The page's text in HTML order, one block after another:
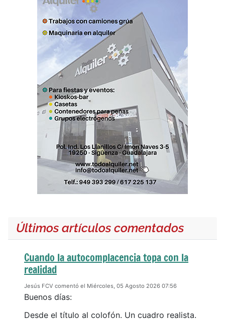
Últimos artículos comentados
Cuando la autocomplacencia topa con la
realidad
Jesús FCV comentó el Miércoles, 05 Agosto 2026 07:56
Buenos días:
Desde el título al colofón. Un cuadro realista.